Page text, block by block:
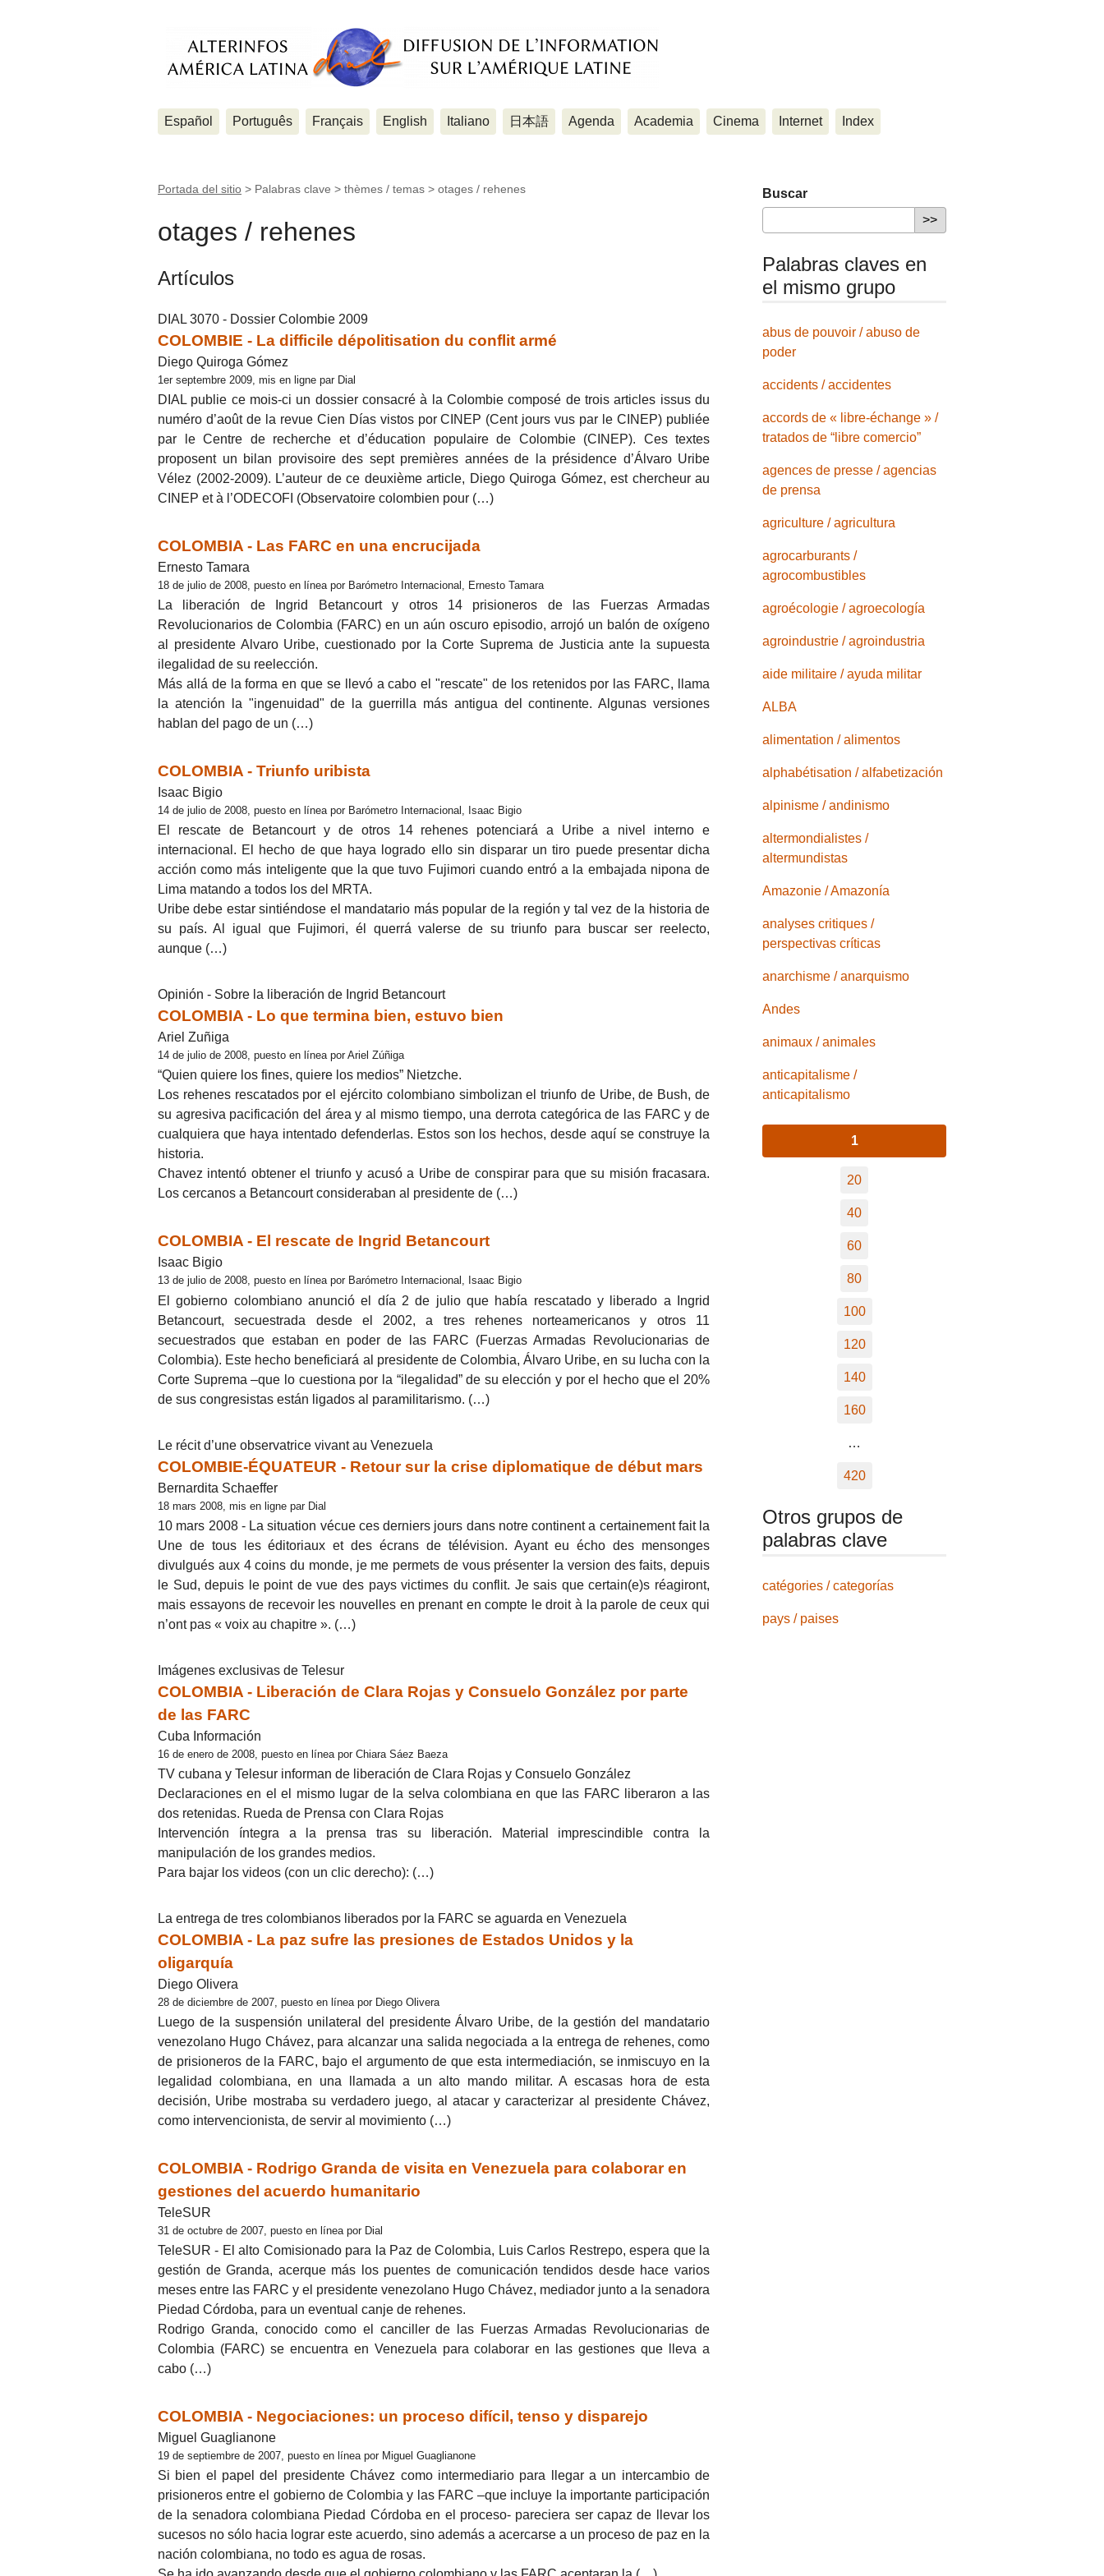
Español Português Français English Italiano 日本語 Agenda Academia Cinema Internet Index
Portada del sitio > Palabras clave > thèmes / temas > otages / rehenes
otages / rehenes
Artículos
DIAL 3070 - Dossier Colombie 2009
COLOMBIE - La difficile dépolitisation du conflit armé
Diego Quiroga Gómez
1er septembre 2009, mis en ligne par Dial
DIAL publie ce mois-ci un dossier consacré à la Colombie composé de trois articles issus du
numéro d’août de la revue Cien Días vistos por CINEP (Cent jours vus par le CINEP) publiée
par le Centre de recherche et d’éducation populaire de Colombie (CINEP). Ces textes
proposent un bilan provisoire des sept premières années de la présidence d’Álvaro Uribe
Vélez (2002-2009). L’auteur de ce deuxième article, Diego Quiroga Gómez, est chercheur au
CINEP et à l’ODECOFI (Observatoire colombien pour (…)
COLOMBIA - Las FARC en una encrucijada
Ernesto Tamara
18 de julio de 2008, puesto en línea por Barómetro Internacional, Ernesto Tamara
La liberación de Ingrid Betancourt y otros 14 prisioneros de las Fuerzas Armadas
Revolucionarios de Colombia (FARC) en un aún oscuro episodio, arrojó un balón de oxígeno
al presidente Alvaro Uribe, cuestionado por la Corte Suprema de Justicia ante la supuesta
ilegalidad de su reelección.
Más allá de la forma en que se llevó a cabo el "rescate" de los retenidos por las FARC, llama
la atención la "ingenuidad" de la guerrilla más antigua del continente. Algunas versiones
hablan del pago de un (…)
COLOMBIA - Triunfo uribista
Isaac Bigio
14 de julio de 2008, puesto en línea por Barómetro Internacional, Isaac Bigio
El rescate de Betancourt y de otros 14 rehenes potenciará a Uribe a nivel interno e
internacional. El hecho de que haya logrado ello sin disparar un tiro puede presentar dicha
acción como más inteligente que la que tuvo Fujimori cuando entró a la embajada nipona de
Lima matando a todos los del MRTA.
Uribe debe estar sintiéndose el mandatario más popular de la región y tal vez de la historia de
su país. Al igual que Fujimori, él querrá valerse de su triunfo para buscar ser reelecto,
aunque (…)
Opinión - Sobre la liberación de Ingrid Betancourt
COLOMBIA - Lo que termina bien, estuvo bien
Ariel Zuñiga
14 de julio de 2008, puesto en línea por Ariel Zúñiga
“Quien quiere los fines, quiere los medios” Nietzche.
Los rehenes rescatados por el ejército colombiano simbolizan el triunfo de Uribe, de Bush, de
su agresiva pacificación del área y al mismo tiempo, una derrota categórica de las FARC y de
cualquiera que haya intentado defenderlas. Estos son los hechos, desde aquí se construye la
historia.
Chavez intentó obtener el triunfo y acusó a Uribe de conspirar para que su misión fracasara.
Los cercanos a Betancourt consideraban al presidente de (…)
COLOMBIA - El rescate de Ingrid Betancourt
Isaac Bigio
13 de julio de 2008, puesto en línea por Barómetro Internacional, Isaac Bigio
El gobierno colombiano anunció el día 2 de julio que había rescatado y liberado a Ingrid
Betancourt, secuestrada desde el 2002, a tres rehenes norteamericanos y otros 11
secuestrados que estaban en poder de las FARC (Fuerzas Armadas Revolucionarias de
Colombia). Este hecho beneficiará al presidente de Colombia, Álvaro Uribe, en su lucha con la
Corte Suprema –que lo cuestiona por la “ilegalidad” de su elección y por el hecho que el 20%
de sus congresistas están ligados al paramilitarismo. (…)
Le récit d’une observatrice vivant au Venezuela
COLOMBIE-ÉQUATEUR - Retour sur la crise diplomatique de début mars
Bernardita Schaeffer
18 mars 2008, mis en ligne par Dial
10 mars 2008 - La situation vécue ces derniers jours dans notre continent a certainement fait la
Une de tous les éditoriaux et des écrans de télévision. Ayant eu écho des mensonges
divulgués aux 4 coins du monde, je me permets de vous présenter la version des faits, depuis
le Sud, depuis le point de vue des pays victimes du conflit. Je sais que certain(e)s réagiront,
mais essayons de recevoir les nouvelles en prenant en compte le droit à la parole de ceux qui
n’ont pas « voix au chapitre ». (…)
Imágenes exclusivas de Telesur
COLOMBIA - Liberación de Clara Rojas y Consuelo González por parte
de las FARC
Cuba Información
16 de enero de 2008, puesto en línea por Chiara Sáez Baeza
TV cubana y Telesur informan de liberación de Clara Rojas y Consuelo González
Declaraciones en el el mismo lugar de la selva colombiana en que las FARC liberaron a las
dos retenidas. Rueda de Prensa con Clara Rojas
Intervención íntegra a la prensa tras su liberación. Material imprescindible contra la
manipulación de los grandes medios.
Para bajar los videos (con un clic derecho): (…)
La entrega de tres colombianos liberados por la FARC se aguarda en Venezuela
COLOMBIA - La paz sufre las presiones de Estados Unidos y la
oligarquía
Diego Olivera
28 de diciembre de 2007, puesto en línea por Diego Olivera
Luego de la suspensión unilateral del presidente Álvaro Uribe, de la gestión del mandatario
venezolano Hugo Chávez, para alcanzar una salida negociada a la entrega de rehenes, como
de prisioneros de la FARC, bajo el argumento de que esta intermediación, se inmiscuyo en la
legalidad colombiana, en una llamada a un alto mando militar. A escasas hora de esta
decisión, Uribe mostraba su verdadero juego, al atacar y caracterizar al presidente Chávez,
como intervencionista, de servir al movimiento (…)
COLOMBIA - Rodrigo Granda de visita en Venezuela para colaborar en
gestiones del acuerdo humanitario
TeleSUR
31 de octubre de 2007, puesto en línea por Dial
TeleSUR - El alto Comisionado para la Paz de Colombia, Luis Carlos Restrepo, espera que la
gestión de Granda, acerque más los puentes de comunicación tendidos desde hace varios
meses entre las FARC y el presidente venezolano Hugo Chávez, mediador junto a la senadora
Piedad Córdoba, para un eventual canje de rehenes.
Rodrigo Granda, conocido como el canciller de las Fuerzas Armadas Revolucionarias de
Colombia (FARC) se encuentra en Venezuela para colaborar en las gestiones que lleva a
cabo (…)
COLOMBIA - Negociaciones: un proceso difícil, tenso y disparejo
Miguel Guaglianone
19 de septiembre de 2007, puesto en línea por Miguel Guaglianone
Si bien el papel del presidente Chávez como intermediario para llegar a un intercambio de
prisioneros entre el gobierno de Colombia y las FARC –que incluye la importante participación
de la senadora colombiana Piedad Córdoba en el proceso- pareciera ser capaz de llevar los
sucesos no sólo hacia lograr este acuerdo, sino además a acercarse a un proceso de paz en la
nación colombiana, no todo es agua de rosas.
Buscar
Palabras claves en
el mismo grupo
abus de pouvoir / abuso de
poder
accidents / accidentes
accords de « libre-échange » /
tratados de “libre comercio”
agences de presse / agencias
de prensa
agriculture / agricultura
agrocarburants /
agrocombustibles
agroécologie / agroecología
agroindustrie / agroindustria
aide militaire / ayuda militar
ALBA
alimentation / alimentos
alphabétisation / alfabetización
alpinisme / andinismo
altermondialistes /
altermundistas
Amazonie / Amazonía
analyses critiques /
perspectivas críticas
anarchisme / anarquismo
Andes
animaux / animales
anticapitalisme /
anticapitalismo
1
20
40
60
80
100
120
140
160
…
420
Otros grupos de
palabras clave
catégories / categorías
pays / paises